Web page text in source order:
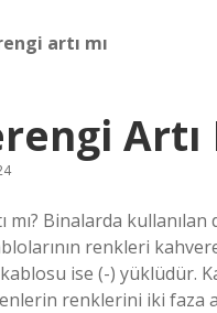
artı mı
Artı
mı? Binalarda
renkleri
ise (-) yüklüdür.
renklerini iki faza